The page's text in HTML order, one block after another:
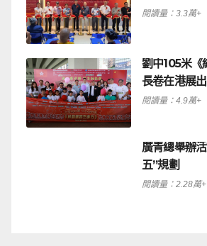
閱讀量：3.3萬+
劉中105米《
長卷在港展出
閱讀量：4.9萬+
廣青總舉辦
五”規劃
閱讀量：2.28萬+